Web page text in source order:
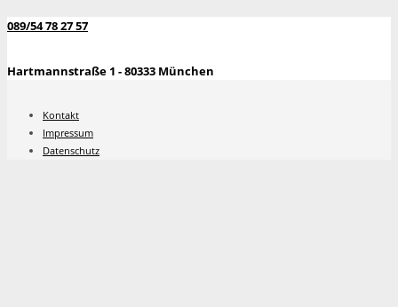
089/54 78 27 57
Hartmannstraße 1 - 80333 München
Kontakt
Impressum
Datenschutz